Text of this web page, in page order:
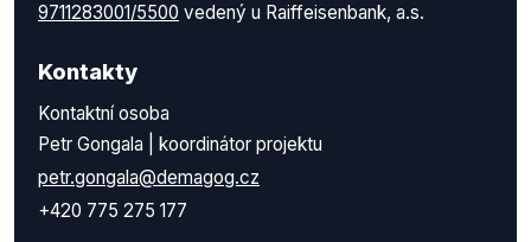
9711283001/5500 vedený u Raiffeisenbank, a.s.
Kontakty
Kontaktní osoba
Petr Gongala | koordinátor projektu
petr.gongala@demagog.cz
+420 775 275 177